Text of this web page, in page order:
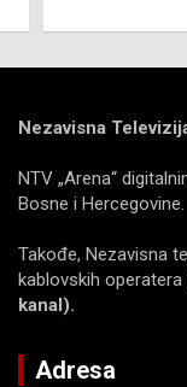
Nezavisna
NTV „Arena“
Bosne i Hercegovine.
Takođe, Nezavisna
kablovskih operatera
kanal).
Adresa